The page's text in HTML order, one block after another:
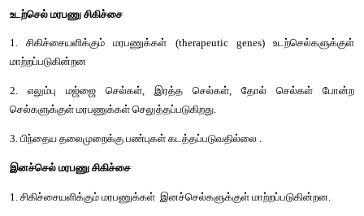
சரியான விதத்தில் செயல்பட்டு வெளிப்பாட்டை அளிக்கிறதா
நோய்த்தடைகாப்பு மண்டலம் எதிர்வினை ஏதும் புரியவில்லை
உறுதிப்படுத்திக் கொள்ளுதல் மிக முக்கியமானதாகும்.